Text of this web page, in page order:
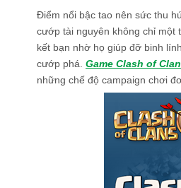
Điểm nổi bậc tao nên sức thu
cướp tài nguyên không chỉ một
kết bạn nhờ họ giúp đỡ binh
cướp phá. Game Clash of
những chế độ campaign chơi